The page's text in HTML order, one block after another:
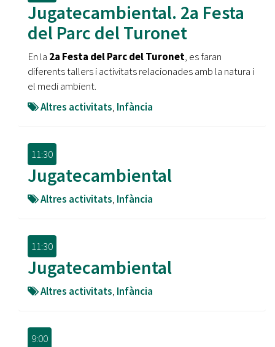
Jugatecambiental. 2a Festa
del Parc del Turonet
En la 2a Festa del Parc del Turonet, es faran
diferents tallers i activitats relacionades amb la natura i
el medi ambient.
Altres activitats, Infància
11:30
Jugatecambiental
Altres activitats, Infància
11:30
Jugatecambiental
Altres activitats, Infància
9:00